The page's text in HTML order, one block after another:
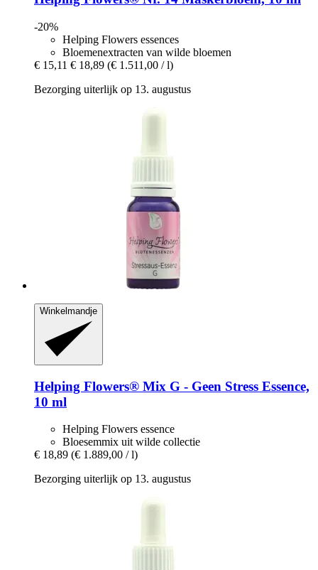
-20%
Helping Flowers essences
Bloemenextracten van wilde bloemen
€ 15,11 € 18,89 (€ 1.511,00 / l)
Bezorging uiterlijk op 13. augustus
Winkelmandje
Helping Flowers® Mix G -​ Geen Stress Essence,
10 ml
Helping Flowers essence
Bloesemmix uit wilde collectie
€ 18,89 (€ 1.889,00 / l)
Bezorging uiterlijk op 13. augustus